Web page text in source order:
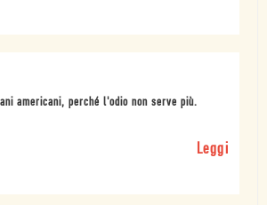
americani, perché l'odio non serve più.
Leggi